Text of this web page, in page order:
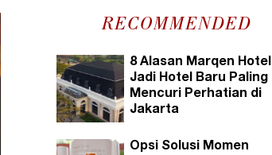
RECOMMENDED
8 Alasan Marqen Hotel
Jadi Hotel Baru Paling
Mencuri Perhatian di
Jakarta
Opsi Solusi Momen